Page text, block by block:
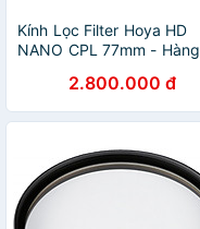
Kính Lọc Filter Hoya HD
NANO CPL 77mm - Hàng
2.800.000 đ